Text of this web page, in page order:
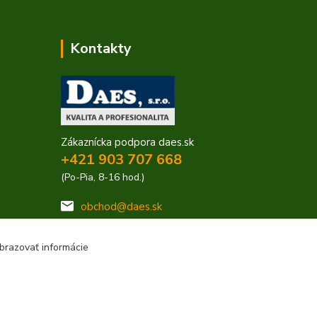
Kontakty
Zákaznícka podpora daes.sk
+421 903 707 668
(Po-Pia, 8-16 hod.)
obchod@daes.sk
informácie